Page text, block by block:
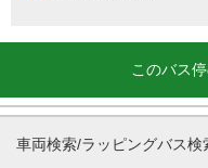
このバス
車両検索/ラッピングバス検